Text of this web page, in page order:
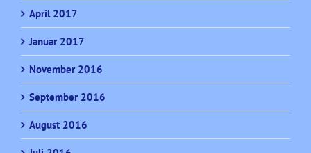
April 2017
Januar 2017
November 2016
September 2016
August 2016